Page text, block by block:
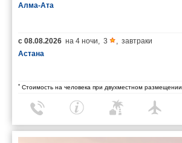
Алма-Ата
с 08.08.2026 на 4 ночи, 3 , завтраки
Астана
* Стоимость на человека при двухместном размещении